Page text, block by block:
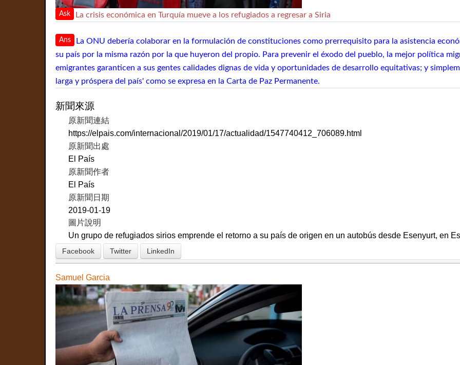
Ask La crisis económica en Turquía mueve a los refugiados a regresar a Siria
Ans
La ONU debería colaborar en la formulación de constituciones como prerrequisito para la asistencia
su país por la misma razón por la que huyeron del propio. Para prevenir el éxodo del pueblo, la mejor política
emigrantes garanticen a sus gentes calidades dignas de vida y oportunidades de desarrollo equitativas; y
larga y próspera del país' como se expresa en la Carta de Paz Permanente.
新聞來源
原新聞連結
https://elpais.com/internacional/2019/01/17/actualidad/1547740412_706089.html
原新聞出處
El País
原新聞作者
El País
原新聞日期
2019-01-19
圖片說明
Un grupo de refugiados sirios emprende el retorno a su país de origen en un autobús desde Esenyurt, en
Facebook Twitter LinkedIn
Samuel Garcia